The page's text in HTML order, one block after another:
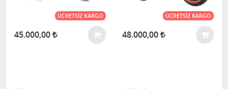
ÜCRETSIZ KARGO
45.000,00
ÜCRETSIZ KARGO
48.000,00